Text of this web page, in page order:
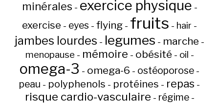
minérales - exercice physique -
exercise - eyes - flying - fruits - hair -
jambes lourdes - legumes - marche -
menopause - mémoire - obésité - oil -
omega-3 - omega-6 - ostéoporose -
peau - polyphenols - protéines - repas -
risque cardio-vasculaire - régime-